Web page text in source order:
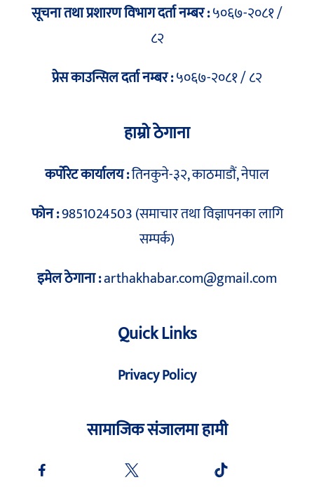
सूचना तथा प्रशारण विभाग दर्ता नम्बर :५०६७-२०८१ /
८२
प्रेस काउन्सिल दर्ता नम्बर :५०६७-२०८१ / ८२
हाम्रो ठेगाना
कर्पोरेट कार्यालय :तिनकुने-३२, काठमाडौं, नेपाल
फोन :9851024503 (समाचार तथा विज्ञापनका लागि
सम्पर्क)
इमेल ठेगाना :arthakhabar.com@gmail.com
Quick Links
Privacy Policy
सामाजिक संजालमा हामी